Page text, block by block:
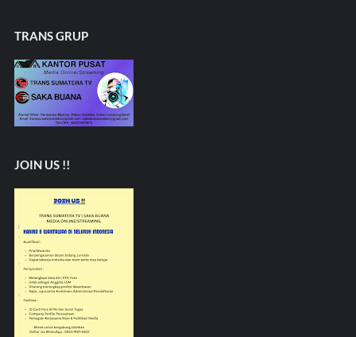
TRANS GRUP
JOIN US !!